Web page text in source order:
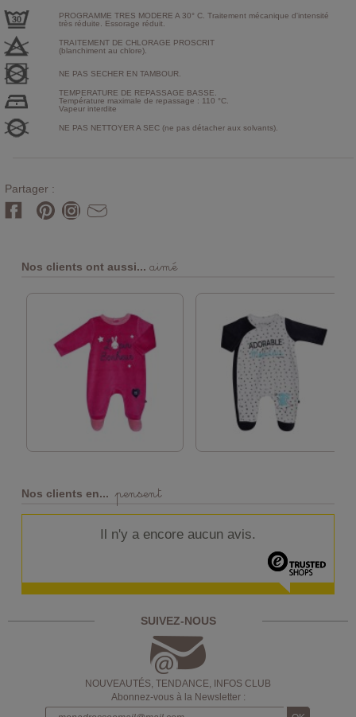
PROGRAMME TRES MODERE A 30° C. Traitement mécanique d'intensité
très réduite. Essorage réduit.
TRAITEMENT DE CHLORAGE PROSCRIT
(blanchiment au chlore).
NE PAS SECHER EN TAMBOUR.
TEMPERATURE DE REPASSAGE BASSE.
Température maximale de repassage : 110 °C.
Vapeur interdite
NE PAS NETTOYER A SEC (ne pas détacher aux solvants).
Partager :
Nos clients ont aussi... aimé
Nos clients en... pensent
Il n'y a encore aucun avis.
SUIVEZ-NOUS
NOUVEAUTÉS, TENDANCE, INFOS CLUB
Abonnez-vous à la Newsletter :